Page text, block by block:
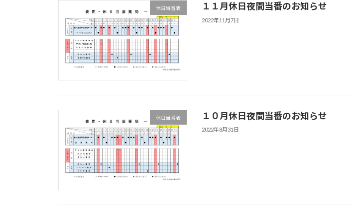
休日当番表 １１月休日夜間当番のお知らせ
2022年11月7日
休日当番表 １０月休日夜間当番のお知らせ
2022年8月31日